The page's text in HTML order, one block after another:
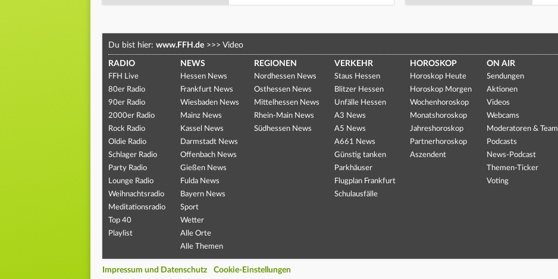
Du bist hier: www.FFH.de >>> Video
RADIO
FFH Live
80er Radio
90er Radio
2000er Radio
Rock Radio
Oldie Radio
Schlager Radio
Party Radio
Lounge Radio
Weihnachtsradio
Meditationsradio
Top 40
Playlist
NEWS
Hessen News
Frankfurt News
Wiesbaden News
Mainz News
Kassel News
Darmstadt News
Offenbach News
Gießen News
Fulda News
Bayern News
Sport
Wetter
Alle Orte
Alle Themen
REGIONEN
Nordhessen News
Osthessen News
Mittelhessen News
Rhein-Main News
Südhessen News
VERKEHR
Staus Hessen
Blitzer Hessen
Unfälle Hessen
A3 News
A5 News
A661 News
Günstig tanken
Parkhäuser
Flugplan Frankfurt
Schulausfälle
HOROSKOP
Horoskop Heute
Horoskop Morgen
Wochenhoroskop
Monatshoroskop
Jahreshoroskop
Partnerhoroskop
Aszendent
ON AIR
Sendungen
Aktionen
Videos
Webcams
Moderatoren & Team
Podcasts
News-Podcast
Themen-Ticker
Voting
Impressum und Datenschutz Cookie-Einstellungen